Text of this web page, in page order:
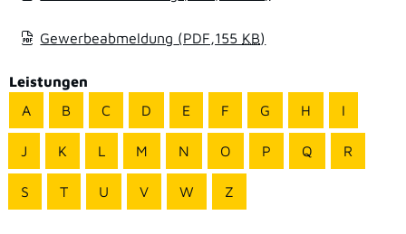
Gewerbeabmeldung (PDF,155 KB)
Leistungen
A
B C D E F G H I
J K L M N O P Q R
S T U V W Z